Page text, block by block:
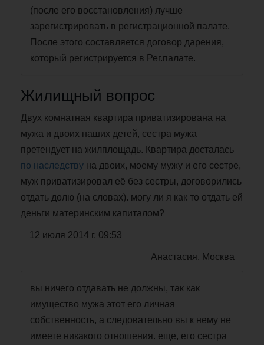
(после его восстановления) лучше
зарегистрировать в регистрационной палате.
После этого составляется договор дарения,
который регистрируется в Рег.палате.
Жилищный вопрос
Двух комнатная квартира приватизирована на
мужа и двоих наших детей, сестра мужа
претендует на жилплощадь. Квартира досталась
по наследству на двоих, моему мужу и его сестре,
муж приватизировал её без сестры, договорились
отдать долю (на словах). могу ли я как то отдать ей
деньги материнским капиталом?
12 июля 2014 г. 09:53
Анастасия, Москва
вы ничего отдавать не должны, так как
имущество мужа этот его личная
собственность, а следовательно вы к нему не
имеете никакого отношения. еще, его сестра